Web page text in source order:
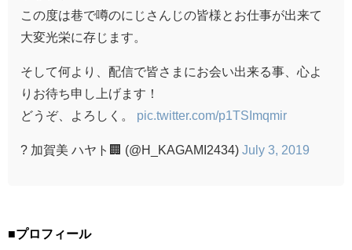
この度は巷で噂のにじさんじの皆様とお仕事が出来て
大変光栄に存じます。
そして何より、配信で皆さまにお会い出来る事、心よ
りお待ち申し上げます！
どうぞ、よろしく。 pic.twitter.com/p1TSImqmir
? 加賀美 ハヤト🏢 (@H_KAGAMI2434) July 3, 2019
■プロフィール